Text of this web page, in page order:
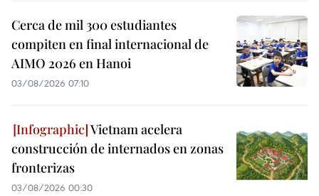
Cerca de mil 300 estudiantes
compiten en final internacional de
AIMO 2026 en Hanoi
03/08/2026 07:10
Vietnam acelera
construcción de internados en zonas
fronterizas
03/08/2026 00:30